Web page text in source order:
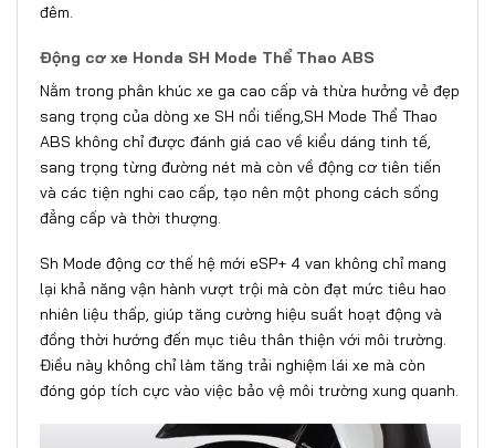
đêm.
Động cơ xe Honda SH Mode Thể Thao ABS
Nằm trong phân khúc xe ga cao cấp và thừa hưởng vẻ đẹp
sang trọng của dòng xe SH nổi tiếng,SH Mode Thể Thao
ABS không chỉ được đánh giá cao về kiểu dáng tinh tế,
sang trọng từng đường nét mà còn về động cơ tiên tiến
và các tiện nghi cao cấp, tạo nên một phong cách sống
đẳng cấp và thời thượng.
Sh Mode động cơ thế hệ mới eSP+ 4 van không chỉ mang
lại khả năng vận hành vượt trội mà còn đạt mức tiêu hao
nhiên liệu thấp, giúp tăng cường hiệu suất hoạt động và
đồng thời hướng đến mục tiêu thân thiện với môi trường.
Điều này không chỉ làm tăng trải nghiệm lái xe mà còn
đóng góp tích cực vào việc bảo vệ môi trường xung quanh.